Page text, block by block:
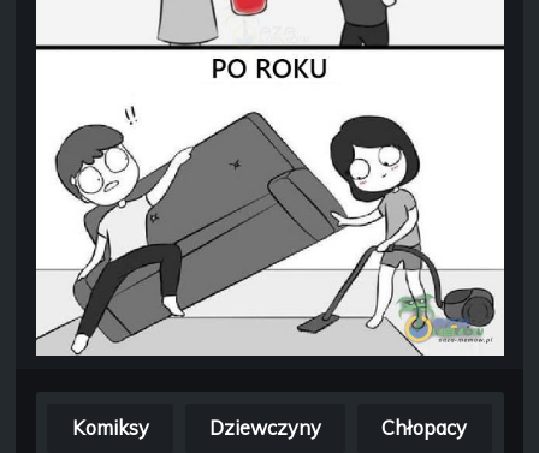
Komiksy Dziewczyny Chłopacy